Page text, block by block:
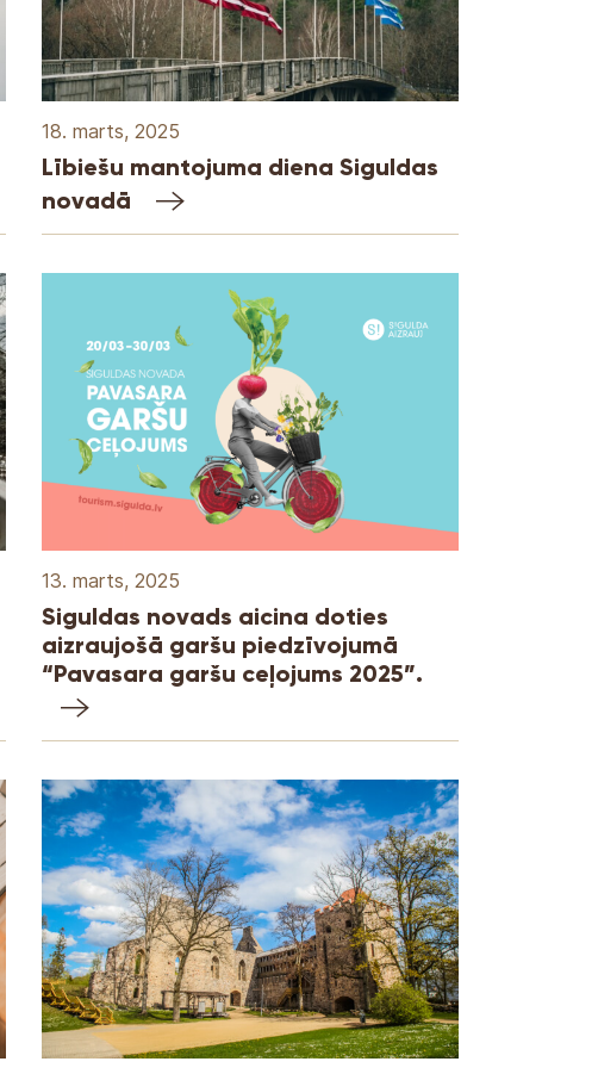
18. marts, 2025
Lībiešu mantojuma diena Siguldas
novadā
13. marts, 2025
Siguldas novads aicina doties
aizraujošā garšu piedzīvojumā
“Pavasara garšu ceļojums 2025”.